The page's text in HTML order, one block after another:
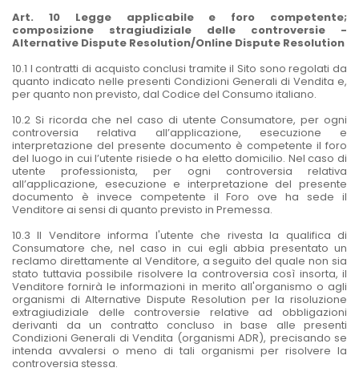
Art. 10 Legge applicabile e foro competente;
composizione stragiudiziale delle controversie -
Alternative Dispute Resolution/Online Dispute Resolution
10.1 I contratti di acquisto conclusi tramite il Sito sono regolati da
quanto indicato nelle presenti Condizioni Generali di Vendita e,
per quanto non previsto, dal Codice del Consumo italiano.
10.2 Si ricorda che nel caso di utente Consumatore, per ogni
controversia relativa all’applicazione, esecuzione e
interpretazione del presente documento è competente il foro
del luogo in cui l’utente risiede o ha eletto domicilio. Nel caso di
utente professionista, per ogni controversia relativa
all’applicazione, esecuzione e interpretazione del presente
documento è invece competente il Foro ove ha sede il
Venditore ai sensi di quanto previsto in Premessa.
10.3 Il Venditore informa l'utente che rivesta la qualifica di
Consumatore che, nel caso in cui egli abbia presentato un
reclamo direttamente al Venditore, a seguito del quale non sia
stato tuttavia possibile risolvere la controversia così insorta, il
Venditore fornirà le informazioni in merito all'organismo o agli
organismi di Alternative Dispute Resolution per la risoluzione
extragiudiziale delle controversie relative ad obbligazioni
derivanti da un contratto concluso in base alle presenti
Condizioni Generali di Vendita (organismi ADR), precisando se
intenda avvalersi o meno di tali organismi per risolvere la
controversia stessa.